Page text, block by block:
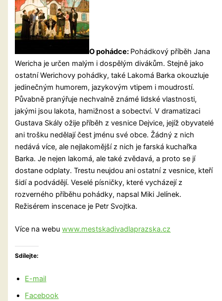
O pohádce: Pohádkový příběh Jana
Wericha je určen malým i dospělým divákům. Stejně jako
ostatní Werichovy pohádky, také Lakomá Barka okouzluje
jedinečným humorem, jazykovým vtipem i moudrostí.
Půvabně pranýřuje nechvalně známé lidské vlastnosti,
jakými jsou lakota, hamižnost a sobectví. V dramatizaci
Gustava Skály ožije příběh z vesnice Dejvice, jejíž obyvatelé
ani trošku nedělají čest jménu své obce. Žádný z nich
nedává více, ale nejlakomější z nich je farská kuchařka
Barka. Je nejen lakomá, ale také zvědavá, a proto se jí
dostane odplaty. Trestu neujdou ani ostatní z vesnice, kteří
šidí a podvádějí. Veselé písničky, které vycházejí z
rozverného příběhu pohádky, napsal Miki Jelínek.
Režisérem inscenace je Petr Svojtka.
Více na webuwww.mestskadivadlaprazska.cz
Sdílejte:
E-mail
Facebook